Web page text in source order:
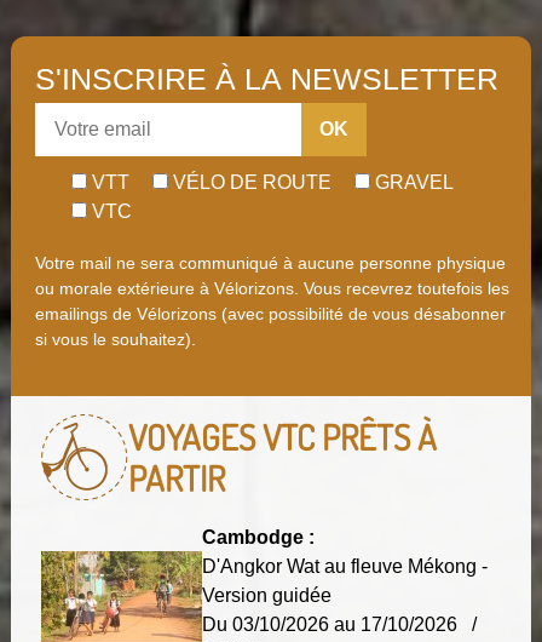
S'INSCRIRE À LA NEWSLETTER
OK
VTT VÉLO DE ROUTE
GRAVEL
VTC
Votre mail ne sera communiqué à aucune personne physique
ou morale extérieure à Vélorizons. Vous recevrez toutefois les
emailings de Vélorizons (avec possibilité de vous désabonner
si vous le souhaitez).
VOYAGES VTC PRÊTS À
PARTIR
Cambodge :
D'Angkor Wat au fleuve Mékong -
Version guidée
Du 03/10/2026 au 17/10/2026 /